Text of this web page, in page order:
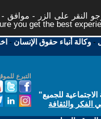
النقر على الزر - موافق
you get the best
-وكالة أنباء حقوق الإنسان -
التبرع
للجميع"
الفكر والثقافة